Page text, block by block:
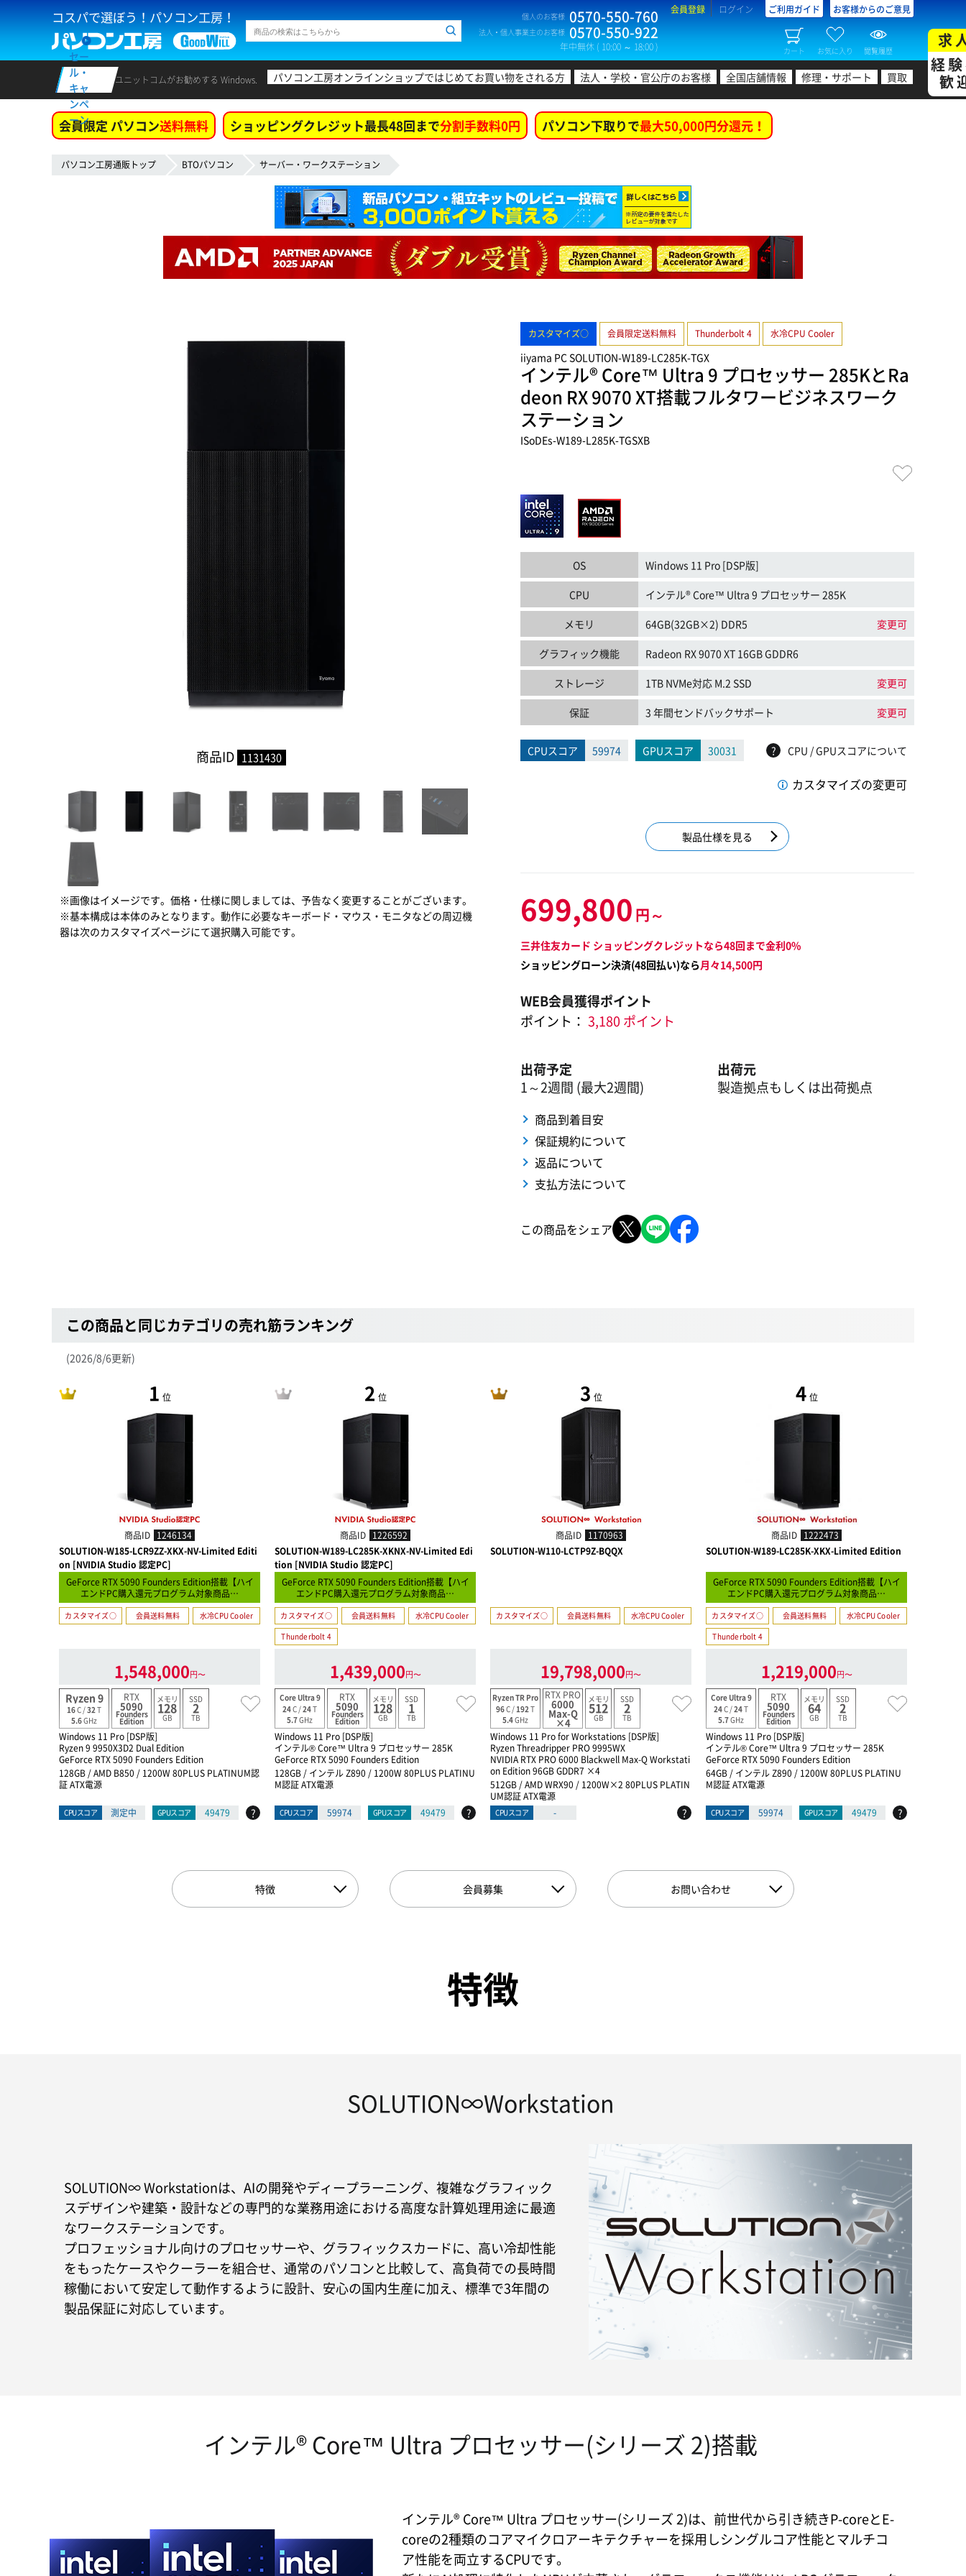
コスパで選ぼう！パソコン工房！ 個人のお客様 0570-550-760
法人・個人事業主のお客様 0570-550-922
年中無休 ( 10:00 ～ 18:00 )
会員登録 ログイン ご利用ガイド お客様からのご意見
カート お気に入り 閲覧履歴
セー
ル・
キャ
ンペ
ーン
ユニットコムがお勧めする Windows. パソコン工房オンラインショップではじめてお買い物をされる方 法人・学校・官公庁のお客様 全国店舗情報 修理・サポート 買取
求
経
歓
会員限定 パソコン送料無料 ショッピングクレジット最長48回まで分割手数料0円 パソコン下取りで最大50,000円分還元！
パソコン工房通販トップ BTOパソコン サーバー・ワークステーション
商品ID 1131430
※画像はイメージです。価格・仕様に関しましては、予告なく変更することがございます。
※基本構成は本体のみとなります。動作に必要なキーボード・マウス・モニタなどの周辺機
器は次のカスタマイズページにて選択購入可能です。
カスタマイズ○ 会員限定送料無料 Thunderbolt 4 水冷CPU Cooler
iiyama PC SOLUTION-W189-LC285K-TGX
インテル® Core™ Ultra 9 プロセッサー 285KとRa
deon RX 9070 XT搭載フルタワービジネスワーク
ステーション
ISoDEs-W189-L285K-TGSXB
OS Windows 11 Pro [DSP版]
CPU インテル® Core™ Ultra 9 プロセッサー 285K
メモリ 64GB(32GB×2) DDR5 変更可
グラフィック機能 Radeon RX 9070 XT 16GB GDDR6
ストレージ 1TB NVMe対応 M.2 SSD 変更可
保証 3 年間センドバックサポート 変更可
CPUスコア 59974 GPUスコア 30031 ? CPU / GPUスコアについて
カスタマイズの変更可
製品仕様を見る
699,800 円～
三井住友カード ショッピングクレジットなら48回まで金利0%
ショッピングローン決済(48回払い)なら月々14,500円
WEB会員獲得ポイント
ポイント： 3,180 ポイント
出荷予定
1～2週間 (最大2週間)
出荷元
製造拠点もしくは出荷拠点
商品到着目安
保証規約について
返品について
支払方法について
この商品をシェア
この商品と同じカテゴリの売れ筋ランキング
(2026/8/6更新)
1 位
商品ID 1246134
SOLUTION-W185-LCR9ZZ-XKX-NV-Limited Editi
on [NVIDIA Studio 認定PC]
GeForce RTX 5090 Founders Edition搭載【ハイ
エンドPC購入還元プログラム対象商品…
カスタマイズ○ 会員送料無料 水冷CPU Cooler
1,548,000円〜
Ryzen 9
16C /32T
5.6GHz
RTX
5090
Founders
Edition
メモリ
128
GB
SSD
2
TB
Windows 11 Pro [DSP版]
Ryzen 9 9950X3D2 Dual Edition
GeForce RTX 5090 Founders Edition
128GB / AMD B850 / 1200W 80PLUS PLATINUM認
証 ATX電源
CPUスコア 測定中 GPUスコア 49479 ?
2 位
商品ID 1226592
SOLUTION-W189-LC285K-XKNX-NV-Limited Edi
tion [NVIDIA Studio 認定PC]
GeForce RTX 5090 Founders Edition搭載【ハイ
エンドPC購入還元プログラム対象商品…
カスタマイズ○ 会員送料無料
水冷CPU Cooler
Thunderbolt 4
1,439,000円〜
Core Ultra 9
24C /24T
5.7GHz
RTX
5090
Founders
Edition
メモリ
128
GB
SSD
1
TB
Windows 11 Pro [DSP版]
インテル® Core™ Ultra 9 プロセッサー 285K
GeForce RTX 5090 Founders Edition
128GB / インテル Z890 / 1200W 80PLUS PLATINU
M認証 ATX電源
CPUスコア 59974 GPUスコア 49479 ?
3 位
商品ID 1170963
SOLUTION-W110-LCTP9Z-BQQX
カスタマイズ○ 会員送料無料 水冷CPU Cooler
19,798,000円〜
Ryzen TR Pro
96C / 192 T
5.4GHz
RTX PRO
6000
Max-Q
×4
メモリ
512
GB
SSD
2
TB
Windows 11 Pro for Workstations [DSP版]
Ryzen Threadripper PRO 9995WX
NVIDIA RTX PRO 6000 Blackwell Max-Q Workstati
on Edition 96GB GDDR7 ×4
512GB / AMD WRX90 / 1200W×2 80PLUS PLATIN
UM認証 ATX電源
CPUスコア - ?
4 位
商品ID 1222473
SOLUTION-W189-LC285K-XKX-Limited Edition
GeForce RTX 5090 Founders Edition搭載【ハイ
エンドPC購入還元プログラム対象商品…
カスタマイズ○ 会員送料無料
水冷CPU Cooler
Thunderbolt 4
1,219,000円〜
Core Ultra 9
24C /24T
5.7GHz
RTX
5090
Founders
Edition
メモリ
64
GB
SSD
2
TB
Windows 11 Pro [DSP版]
インテル® Core™ Ultra 9 プロセッサー 285K
GeForce RTX 5090 Founders Edition
64GB / インテル Z890 / 1200W 80PLUS PLATINU
M認証 ATX電源
CPUスコア 59974 GPUスコア 49479 ?
特徴 会員募集 お問い合わせ
特徴
SOLUTION∞Workstation
SOLUTION∞ Workstationは、AIの開発やディープラーニング、複雑なグラフィック
スデザインや建築・設計などの専門的な業務用途における高度な計算処理用途に最適
なワークステーションです。
プロフェッショナル向けのプロセッサーや、グラフィックスカードに、高い冷却性能
をもったケースやクーラーを組合せ、通常のパソコンと比較して、高負荷での長時間
稼働において安定して動作するように設計、安心の国内生産に加え、標準で3年間の
製品保証に対応しています。
インテル® Core™ Ultra プロセッサー(シリーズ 2)搭載
インテル® Core™ Ultra プロセッサー(シリーズ 2)は、前世代から引き続きP-coreとE-
coreの2種類のコアマイクロアーキテクチャーを採用しシングルコア性能とマルチコ
ア性能を両立するCPUです。